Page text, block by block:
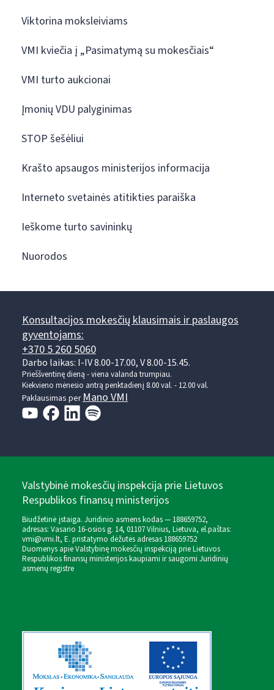
Viktorina moksleiviams
VMI kviečia į „Pasimatymą su mokesčiais“
VMI turto aukcionai
Įmonių VDU palyginimas
STOP šešėliui
Krašto apsaugos ministerijos informacija
Interneto svetainės atitikties paraiška
Ieškome turto savininkų
Nuorodos
Konsultacijos mokesčių klausimais ir paslaugos
gyventojams:
+370 5 260 5060
Darbo laikas: I-IV 8.00-17.00, V 8.00-15.45.
Prieššventinę dieną - viena valanda trumpiau.
Kiekvieno mėnesio antrą penktadienį 8.00 val. - 12.00 val.
Paklausimas perMano VMI
Valstybinė mokesčių inspekcija prie Lietuvos
Respublikos finansų ministerijos
Biudžetinė įstaiga. Juridinio asmens kodas — 188659752,
adresas: Vasario 16-osios g. 14, 01107 Vilnius, Lietuva, el.paštas:
vmi@vmi.lt, E. pristatymo dėžutės adresas 188659752
Duomenys apie Valstybinę mokesčių inspekciją prie Lietuvos
Respublikos finansų ministerijos kaupiami ir saugomi Juridinių
asmenų registre